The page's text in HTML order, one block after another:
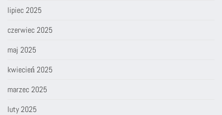
lipiec 2025
czerwiec 2025
maj 2025
kwiecień 2025
marzec 2025
luty 2025